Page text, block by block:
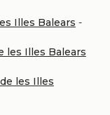
Illes Balears -
les Illes Balears
les Illes